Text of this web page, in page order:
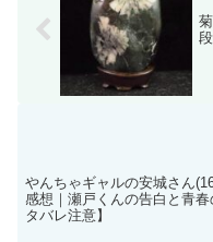
やんちゃギャルの安城さん
感想｜瀬戸くんの告白と青春
タバレ注意】